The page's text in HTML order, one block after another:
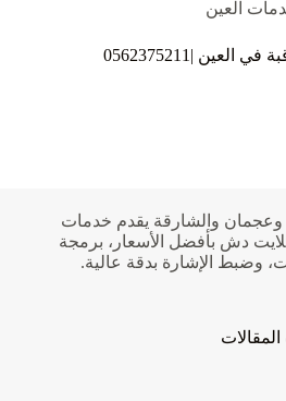
العين
|0562375211
والشارقة يقدم خدمات
دش بأفضل الأسعار، برمجة
وضبط الإشارة بدقة عالية.